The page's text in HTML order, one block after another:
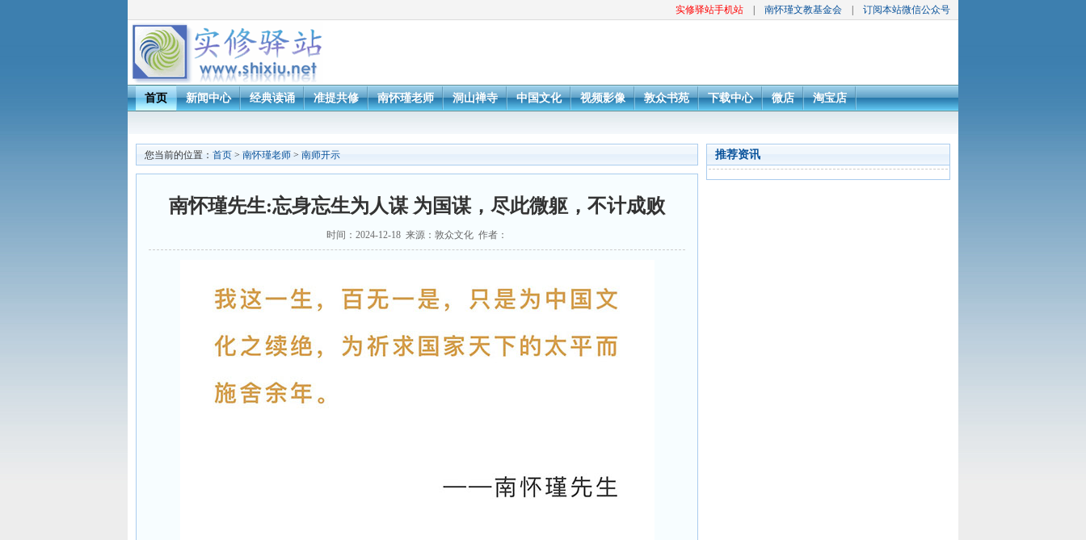
实修驿站手机站 南怀瑾文教基金会 订阅本站微信公众号
首页 新闻中心 经典读诵 准提共修 南怀瑾老师 洞山禅寺 中国文化 视频影像 敦众书苑 下载中心 微店 淘宝店
您当前的位置： 首页 > 南怀瑾老师 > 南师开示
南怀瑾先生:忘身忘生为人谋 为国谋，尽此微躯，不计成败
时间：2024-12-18 来源：敦众文化 作者：
推荐资讯